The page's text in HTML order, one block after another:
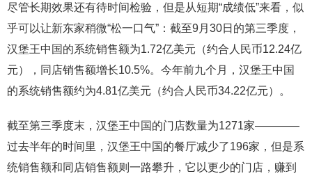
尽管长期效果还有待时间检验，但是从短期“成绩低”来看，似
乎可以让新东家稍微“松一口气”：截至9月30日的第三季度，
汉堡王中国的系统销售额为1.72亿美元（约合人民币12.24亿
元），同店销售额增长10.5%。今年前九个月，汉堡王中国
的系统销售额约为4.81亿美元（约合人民币34.22亿元）。
截至第三季度末，汉堡王中国的门店数量为1271家————
过去半年的时间里，汉堡王中国的餐厅减少了196家，但是系
统销售额和同店销售额则一路攀升，它以更少的门店，赚到